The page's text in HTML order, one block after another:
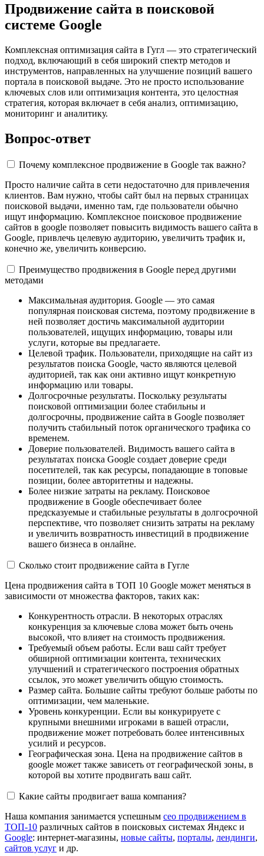
Продвижение сайта в поисковой
системе Google
Комплексная оптимизация сайта в Гугл — это стратегический
подход, включающий в себя широкий спектр методов и
инструментов, направленных на улучшение позиций вашего
портала в поисковой выдаче. Это не просто использование
ключевых слов или оптимизация контента, это целостная
стратегия, которая включает в себя анализ, оптимизацию,
мониторинг и аналитику.
Вопрос-ответ
Почему комплексное продвижение в Google так важно?
Просто наличие сайта в сети недостаточно для привлечения
клиентов. Вам нужно, чтобы сайт был на первых страницах
поисковой выдачи, именно там, где пользователи обычно
ищут информацию. Комплексное поисковое продвижение
сайтов в google позволяет повысить видимость вашего сайта в
Google, привлечь целевую аудиторию, увеличить трафик и,
конечно же, увеличить конверсию.
Преимущество продвижения в Google перед другими
методами
Максимальная аудитория. Google — это самая
популярная поисковая система, поэтому продвижение в
ней позволяет достичь максимальной аудитории
пользователей, ищущих информацию, товары или
услуги, которые вы предлагаете.
Целевой трафик. Пользователи, приходящие на сайт из
результатов поиска Google, часто являются целевой
аудиторией, так как они активно ищут конкретную
информацию или товары.
Долгосрочные результаты. Поскольку результаты
поисковой оптимизации более стабильны и
долгосрочны, продвижение сайта в Google позволяет
получить стабильный поток органического трафика со
временем.
Доверие пользователей. Видимость вашего сайта в
результатах поиска Google создает доверие среди
посетителей, так как ресурсы, попадающие в топовые
позиции, более авторитетны и надежны.
Более низкие затраты на рекламу. Поисковое
продвижение в Google обеспечивает более
предсказуемые и стабильные результаты в долгосрочной
перспективе, что позволяет снизить затраты на рекламу
и увеличить возвратность инвестиций в продвижение
вашего бизнеса в онлайне.
Сколько стоит продвижение сайта в Гугле
Цена продвижения сайта в ТОП 10 Google может меняться в
зависимости от множества факторов, таких как:
Конкурентность отрасли. В некоторых отраслях
конкуренция за ключевые слова может быть очень
высокой, что влияет на стоимость продвижения.
Требуемый объем работы. Если ваш сайт требует
обширной оптимизации контента, технических
улучшений и стратегического построения обратных
ссылок, это может увеличить общую стоимость.
Размер сайта. Большие сайты требуют больше работы по
оптимизации, чем маленькие.
Уровень конкуренции. Если вы конкурируете с
крупными внешними игроками в вашей отрасли,
продвижение может потребовать более интенсивных
усилий и ресурсов.
Географическая зона. Цена на продвижение сайтов в
google может также зависеть от географической зоны, в
которой вы хотите продвигать ваш сайт.
Какие сайты продвигает ваша компания?
Наша компания занимается успешным сео продвижением в
ТОП-10 различных сайтов в поисковых системах Яндекс и
Google: интернет-магазины, новые сайты, порталы, лендинги,
сайтов услуг и др.